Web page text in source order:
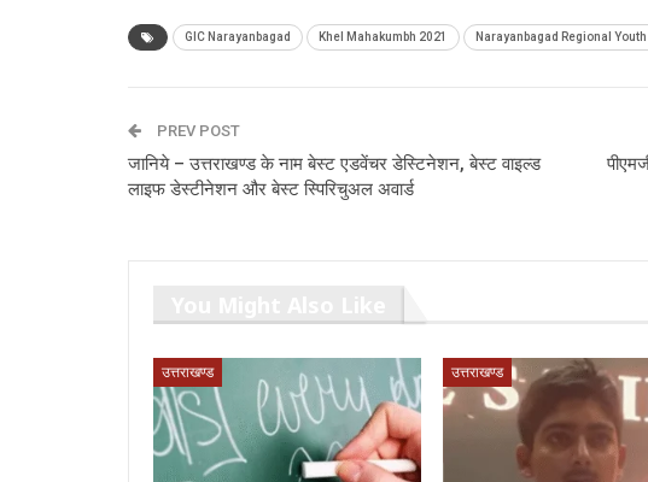
GIC Narayanbagad Khel Mahakumbh 2021 Narayanbagad Regional
PREV POST
जानिये – उत्तराखण्ड के नाम बेस्ट एडवेंचर डेस्टिनेशन, बेस्ट वाइल्ड
लाइफ डेस्टीनेशन और बेस्ट स्पिरिचुअल अवार्ड
उत्तराखण्ड उत्तराखण्ड